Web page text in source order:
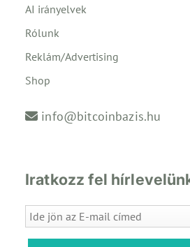
AI irányelvek
Rólunk
Reklám/Advertising
Shop
info@bitcoinbazis.hu
Iratkozz fel